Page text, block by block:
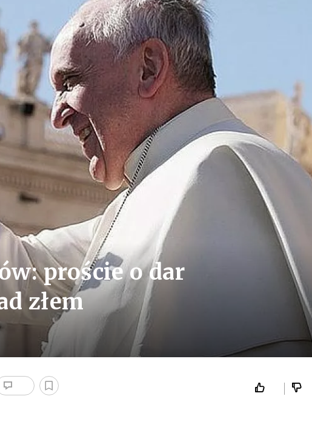
proście o dar
złem